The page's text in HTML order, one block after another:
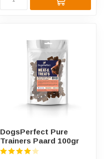
DogsPerfect Pure
Trainers Paard 100gr